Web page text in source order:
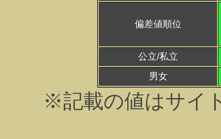
偏差値順位
公立/私立
男女
※記載の値はサイ